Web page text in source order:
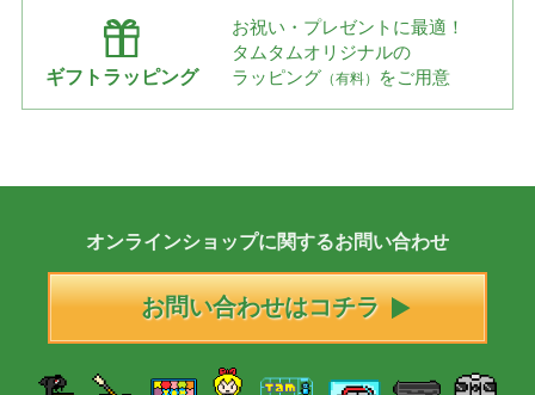
ギフトラッピング
お祝い・プレゼントに最適！
タムタムオリジナルの
ラッピング （有料） をご用意
オンラインショップに関するお問い合わせ
お問い合わせはコチラ